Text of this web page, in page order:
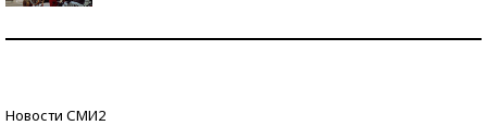
Новости СМИ2